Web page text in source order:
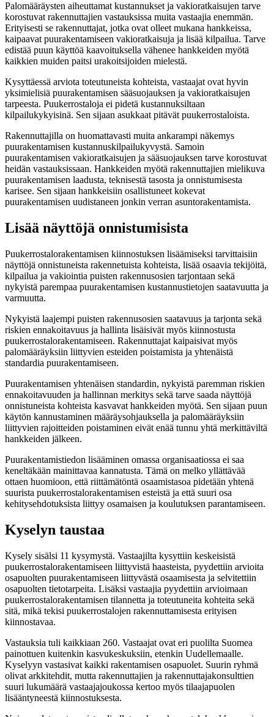
Palomääräysten aiheuttamat kustannukset ja vakioratkaisujen tarve
korostuvat rakennuttajien vastauksissa muita vastaajia enemmän.
Erityisesti se rakennuttajat, jotka ovat olleet mukana hankkeissa,
kaipaavat puurakentamiseen vakioratkaisuja ja lisää kilpailua. Tarve
edistää puun käyttöä kaavoituksella vähenee hankkeiden myötä
kaikkien muiden paitsi urakoitsijoiden mielestä.
Kysyttäessä arviota toteutuneista kohteista, vastaajat ovat hyvin
yksimielisiä puurakentamisen sääsuojauksen ja vakioratkaisujen
tarpeesta. Puukerrostaloja ei pidetä kustannuksiltaan
kilpailukykyisinä. Sen sijaan asukkaat pitävät puukerrostaloista.
Rakennuttajilla on huomattavasti muita ankarampi näkemys
puurakentamisen kustannuskilpailukyvystä. Samoin
puurakentamisen vakioratkaisujen ja sääsuojauksen tarve korostuvat
heidän vastauksissaan. Hankkeiden myötä rakennuttajien mielikuva
puurakentamisen laadusta, teknisestä tasosta ja onnistumisesta
karisee. Sen sijaan hankkeisiin osallistuneet kokevat
puurakentamisen uudistaneen jonkin verran asuntorakentamista.
Lisää näyttöjä onnistumisista
Puukerrostalorakentamisen kiinnostuksen lisäämiseksi tarvittaisiin
näyttöjä onnistuneista rakennetuista kohteista, lisää osaavia tekijöitä,
kilpailua ja vakiointia puisten rakennusosien tarjontaan sekä
nykyistä parempaa puurakentamisen kustannustietojen saatavuutta ja
varmuutta.
Nykyistä laajempi puisten rakennusosien saatavuus ja tarjonta sekä
riskien ennakoitavuus ja hallinta lisäisivät myös kiinnostusta
puukerrostalorakentamiseen. Rakennuttajat kaipaisivat myös
palomääräyksiin liittyvien esteiden poistamista ja yhtenäistä
standardia puurakentamiseen.
Puurakentamisen yhtenäisen standardin, nykyistä paremman riskien
ennakoitavuuden ja hallinnan merkitys sekä tarve saada näyttöjä
onnistuneista kohteista kasvavat hankkeiden myötä. Sen sijaan puun
käytön kannustaminen määräysohjauksella ja palomääräyksiin
liittyvien rajoitteiden poistaminen eivät enää tunnu yhtä merkittäviltä
hankkeiden jälkeen.
Puurakentamistiedon lisääminen omassa organisaatiossa ei saa
keneltäkään mainittavaa kannatusta. Tämä on melko yllättävää
ottaen huomioon, että riittämätöntä osaamistasoa pidetään yhtenä
suurista puukerrostalorakentamisen esteistä ja että suuri osa
kehitysehdotuksista liittyy osamaisen ja koulutuksen parantamiseen.
Kyselyn taustaa
Kysely sisälsi 11 kysymystä. Vastaajilta kysyttiin keskeisistä
puukerrostalorakentamiseen liittyvistä haasteista, pyydettiin arvioita
osapuolten puurakentamiseen liittyvästä osaamisesta ja selvitettiin
osapuolten tietotarpeita. Lisäksi vastaajia pyydettiin arvioimaan
puukerrostalorakentamisen tilannetta ja toteutuneita kohteita sekä
sitä, mikä tekisi puukerrostalojen rakennuttamisesta erityisen
kiinnostavaa.
Vastauksia tuli kaikkiaan 260. Vastaajat ovat eri puolilta Suomea
painottuen kuitenkin kasvukeskuksiin, etenkin Uudellemaalle.
Kyselyyn vastasivat kaikki rakentamisen osapuolet. Suurin ryhmä
olivat arkkitehdit, mutta rakennuttajien ja rakennuttajakonsulttien
suuri lukumäärä vastaajajoukossa kertoo myös tilaajapuolen
lisääntyneestä kiinnostuksesta.